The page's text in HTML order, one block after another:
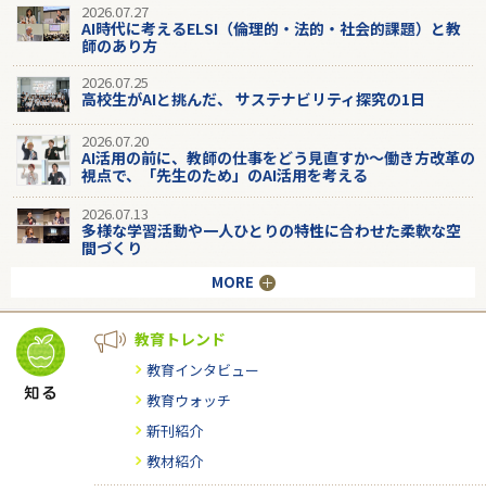
2026.07.27
AI時代に考えるELSI（倫理的・法的・社会的課題）と教
師のあり方
2026.07.25
高校生がAIと挑んだ、 サステナビリティ探究の1日
2026.07.20
AI活用の前に、教師の仕事をどう見直すか～働き方改革の
視点で、「先生のため」のAI活用を考える
2026.07.13
多様な学習活動や一人ひとりの特性に合わせた柔軟な空
間づくり
MORE
教育トレンド
教育インタビュー
教育ウォッチ
新刊紹介
教材紹介